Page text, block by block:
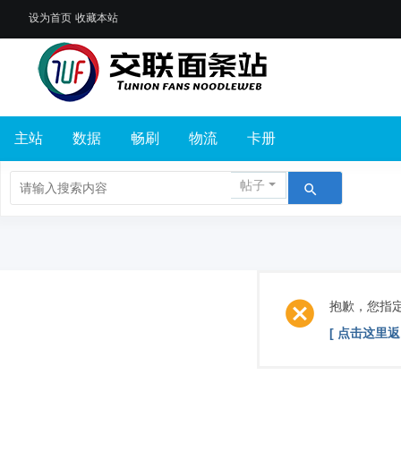
设为首页 收藏本站
主站 数据 畅刷 物流 卡册
帖子
抱歉，您指
[ 点击这里